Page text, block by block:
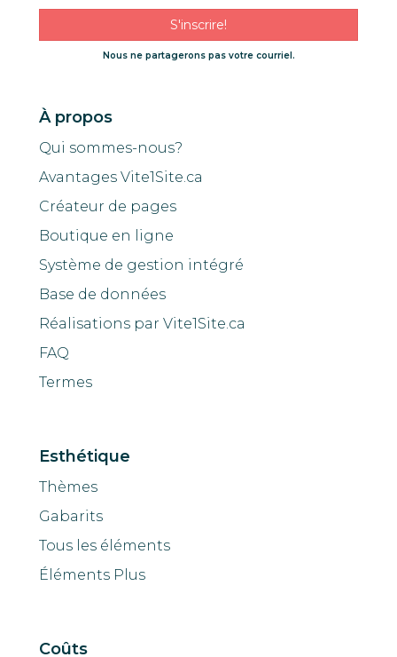
S'inscrire!
Nous ne partagerons pas votre courriel.
À propos
Qui sommes-nous?
Avantages Vite1Site.ca
Créateur de pages
Boutique en ligne
Système de gestion intégré
Base de données
Réalisations par Vite1Site.ca
FAQ
Termes
Esthétique
Thèmes
Gabarits
Tous les éléments
Éléments Plus
Coûts